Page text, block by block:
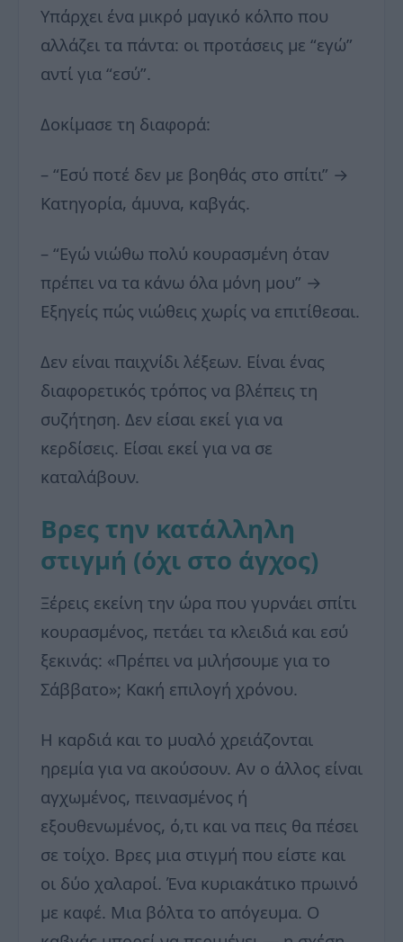
Υπάρχει ένα μικρό μαγικό κόλπο που
αλλάζει τα πάντα: οι προτάσεις με “εγώ”
αντί για “εσύ”.
Δοκίμασε τη διαφορά:
– “Εσύ ποτέ δεν με βοηθάς στο σπίτι” →
Κατηγορία, άμυνα, καβγάς.
– “Εγώ νιώθω πολύ κουρασμένη όταν
πρέπει να τα κάνω όλα μόνη μου” →
Εξηγείς πώς νιώθεις χωρίς να επιτίθεσαι.
Δεν είναι παιχνίδι λέξεων. Είναι ένας
διαφορετικός τρόπος να βλέπεις τη
συζήτηση. Δεν είσαι εκεί για να
κερδίσεις. Είσαι εκεί για να σε
καταλάβουν.
Βρες την κατάλληλη
στιγμή (όχι στο άγχος)
Ξέρεις εκείνη την ώρα που γυρνάει σπίτι
κουρασμένος, πετάει τα κλειδιά και εσύ
ξεκινάς: «Πρέπει να μιλήσουμε για το
Σάββατο»; Κακή επιλογή χρόνου.
Η καρδιά και το μυαλό χρειάζονται
ηρεμία για να ακούσουν. Αν ο άλλος είναι
αγχωμένος, πεινασμένος ή
εξουθενωμένος, ό,τι και να πεις θα πέσει
σε τοίχο. Βρες μια στιγμή που είστε και
οι δύο χαλαροί. Ένα κυριακάτικο πρωινό
με καφέ. Μια βόλτα το απόγευμα. Ο